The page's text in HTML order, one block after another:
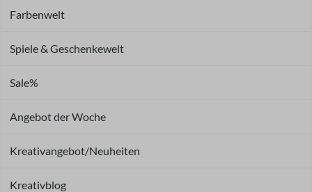
Farbenwelt
Spiele & Geschenkewelt
Sale%
Angebot der Woche
Kreativangebot/Neuheiten
Kreativblog